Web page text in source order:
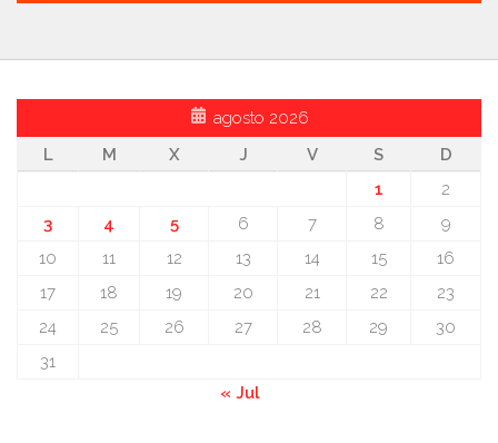
agosto 2026
L
M X J V S
D
1
2
3
4 5 6 7 8
9
10
11 12 13 14 15
16
17
18 19 20 21 22
23
24
25 26 27 28 29
30
31
« Jul